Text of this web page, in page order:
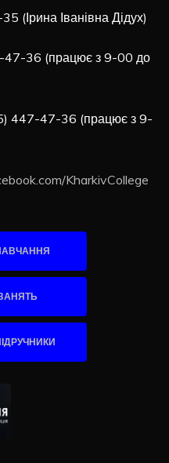
(Ірина Іванівна Дідух)
36 (працює з 9-00 до
447-47-36 (працює з 9-
KharkivCollege